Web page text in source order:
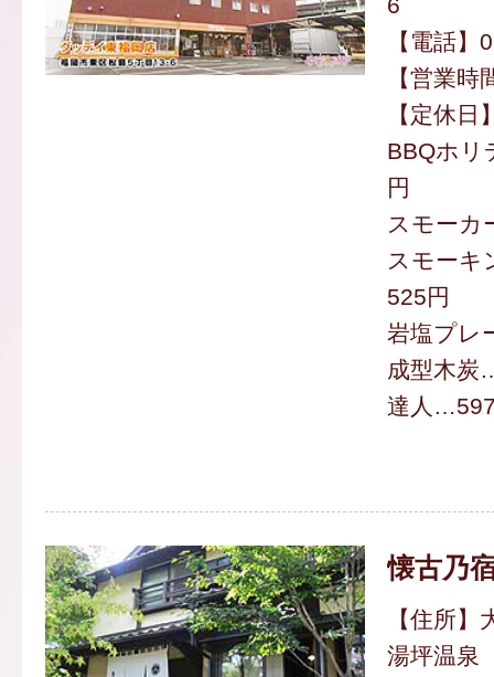
【電話
【営業
【定休日
BBQホ
円
スモー
スモー
525円
岩塩プレ
成型木炭
達人
懐古乃
【住所
湯坪温泉